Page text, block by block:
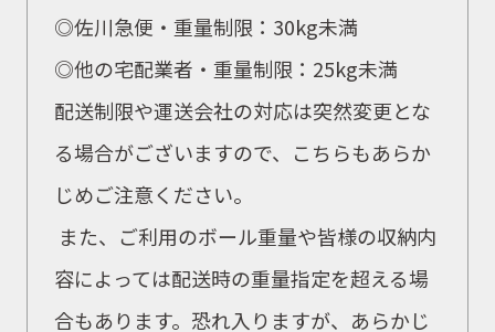
◎佐川急便・ 重量制限：30kg未満
◎他の宅配業者・重量制限：25kg未満
配送制限や運送会社の対応は突然変更とな
る場合がございますので、こちらもあらか
じめご注意ください。
また、ご利用のボール重量や皆様の収納内
容によっては配送時の重量指定を超える場
合もあります。恐れ入りますが、あらかじ